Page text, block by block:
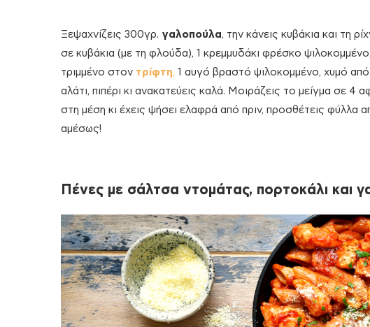
Ξεψαχνίζεις 300γρ. γαλοπούλα, την κάνεις κυβάκια και τη
σε κυβάκια (με τη φλούδα), 1 κρεμμυδάκι φρέσκο
τριμμένο στον τρίφτη, 1 αυγό βραστό ψιλοκομμένο, χυμό από
αλάτι, πιπέρι κι ανακατεύεις καλά. Μοιράζεις το μείγμα σε 4
στη μέση κι έχεις ψήσει ελαφρά από πριν, προσθέτεις φύλλα
αμέσως!
Πένες με σάλτσα ντομάτας, πορτοκάλι και